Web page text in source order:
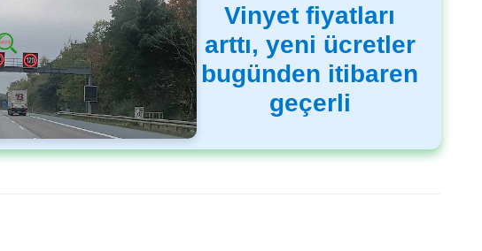
Vinyet fiyatları
arttı, yeni ücretler
bugünden itibaren
geçerli